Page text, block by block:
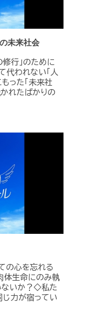
未来社会
修行」のために
代われない「人
った「未来社
れたばかりの
の心を忘れる
体生命にのみ執
ないか？◇私た
じ力が宿ってい